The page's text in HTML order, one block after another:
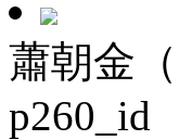
蕭朝金（
p260_id